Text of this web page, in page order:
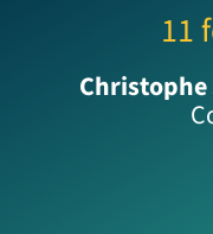
11
Christophe